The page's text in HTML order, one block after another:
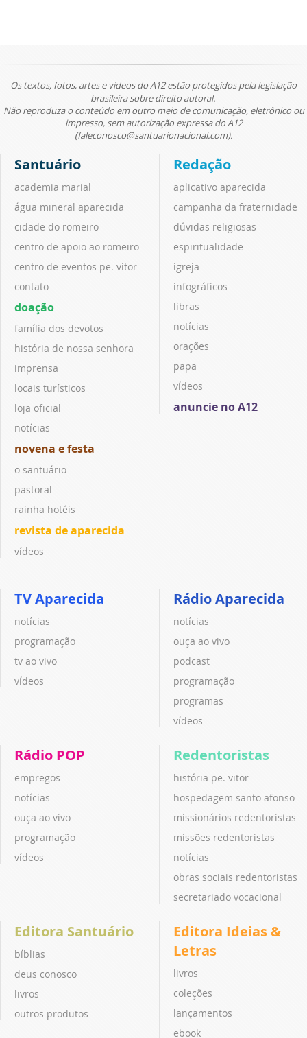
Os textos, fotos, artes e vídeos do A12 estão protegidos pela legislação
brasileira sobre direito autoral.
Não reproduza o conteúdo em outro meio de comunicação, eletrônico ou
impresso, sem autorização expressa do A12
(faleconosco@santuarionacional.com).
Santuário
academia marial
água mineral aparecida
cidade do romeiro
centro de apoio ao romeiro
centro de eventos pe. vitor
contato
doação
família dos devotos
história de nossa senhora
imprensa
locais turísticos
loja oficial
notícias
novena e festa
o santuário
pastoral
rainha hotéis
revista de aparecida
vídeos
Redação
aplicativo aparecida
campanha da fraternidade
dúvidas religiosas
espiritualidade
igreja
infográficos
libras
notícias
orações
papa
vídeos
anuncie no A12
TV Aparecida
notícias
programação
tv ao vivo
vídeos
Rádio Aparecida
notícias
ouça ao vivo
podcast
programação
programas
vídeos
Rádio POP
empregos
notícias
ouça ao vivo
programação
vídeos
Redentoristas
história pe. vitor
hospedagem santo afonso
missionários redentoristas
missões redentoristas
notícias
obras sociais redentoristas
secretariado vocacional
Editora Santuário
bíblias
deus conosco
livros
outros produtos
Editora Ideias &
Letras
livros
coleções
lançamentos
ebook